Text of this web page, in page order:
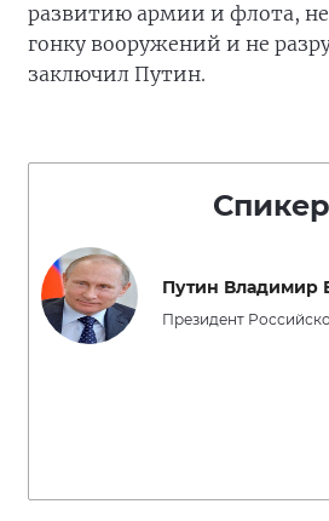
развитию армии и флота, не
гонку вооружений и не
заключил Путин.
Спикер
Путин Владимир
Президент